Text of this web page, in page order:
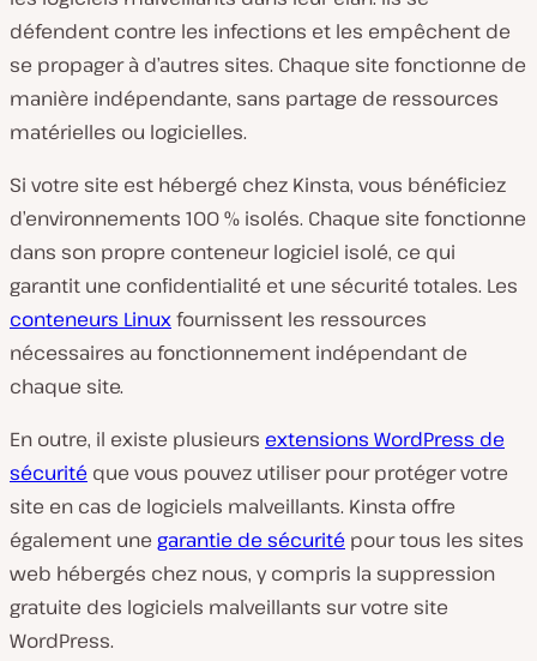
défendent contre les infections et les empêchent de
se propager à d’autres sites. Chaque site fonctionne de
manière indépendante, sans partage de ressources
matérielles ou logicielles.
Si votre site est hébergé chez Kinsta, vous bénéficiez
d’environnements 100 % isolés. Chaque site fonctionne
dans son propre conteneur logiciel isolé, ce qui
garantit une confidentialité et une sécurité totales. Les
conteneurs Linuxfournissent les ressources
nécessaires au fonctionnement indépendant de
chaque site.
En outre, il existe plusieurs extensions WordPress de
sécurité que vous pouvez utiliser pour protéger votre
site en cas de logiciels malveillants. Kinsta offre
également une garantie de sécurité pour tous les sites
web hébergés chez nous, y compris la suppression
gratuite des logiciels malveillants sur votre site
WordPress.